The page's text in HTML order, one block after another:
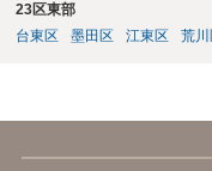
23区東部
台東区
墨田区 江東区 荒川